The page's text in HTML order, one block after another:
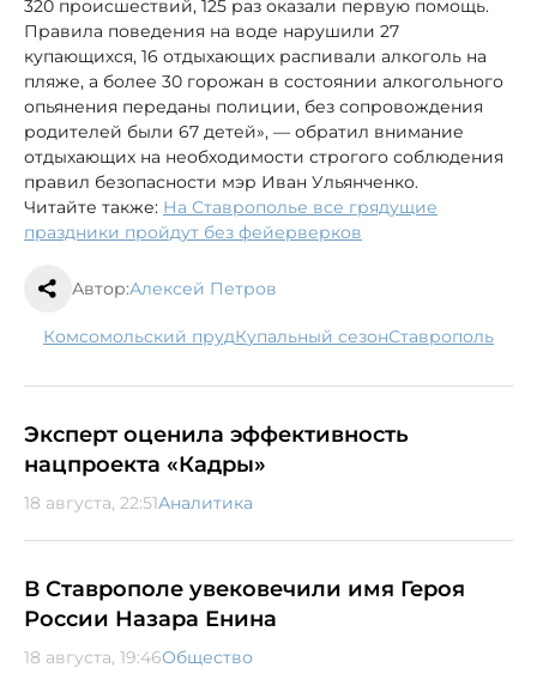
320 происшествий, 125 раз оказали первую помощь.
Правила поведения на воде нарушили 27
купающихся, 16 отдыхающих распивали алкоголь на
пляже, а более 30 горожан в состоянии алкогольного
опьянения переданы полиции, без сопровождения
родителей были 67 детей», — обратил внимание
отдыхающих на необходимости строгого соблюдения
правил безопасности мэр Иван Ульянченко.
Читайте также: На Ставрополье все грядущие
праздники пройдут без фейерверков
Автор:Алексей Петров
Комсомольский пруд купальный сезон Ставрополь
Эксперт оценила эффективность
нацпроекта «Кадры»
18 августа, 22:51Аналитика
В Ставрополе увековечили имя Героя
России Назара Енина
18 августа, 19:46Общество